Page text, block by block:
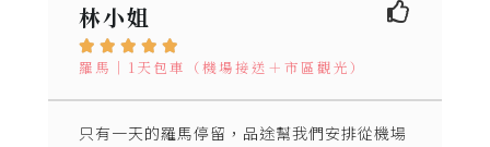
林小姐
    
羅馬｜1天包車（機場接送＋市區觀光）
只有一天的羅馬停留，品途幫我們安排從機場